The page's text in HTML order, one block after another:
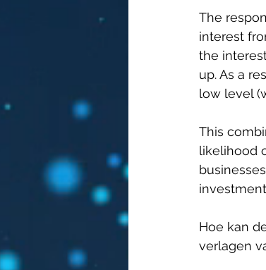
The
interest
the
up. As a
low level
This
likelihood
Hoe kan
verlagen